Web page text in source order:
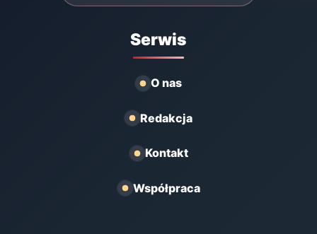
Serwis
O nas
Redakcja
Kontakt
Współpraca